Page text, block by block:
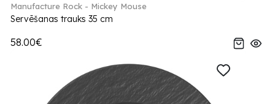
Manufacture Rock - Mickey Mouse
Servēšanas trauks 35 cm
58.00€